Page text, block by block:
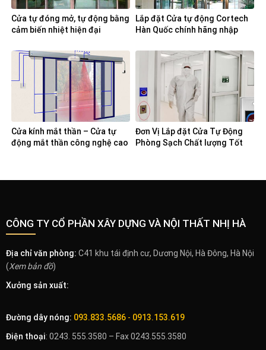
Cửa tự đóng mở, tự động bằng
cảm biến nhiệt hiện đại
Lắp đặt Cửa tự động Cortech
Hàn Quốc chính hãng nhập
Cửa kính mắt thần – Cửa tự
động mắt thần công nghệ cao
Đơn Vị Lắp đặt Cửa Tự Động
Phòng Sạch Chất lượng Tốt
CÔNG TY CỔ PHẦN XÂY DỰNG VÀ NỘI THẤT NHỊ HÀ
Địa chỉ văn phòng: C41 khu tái định cư, Dương Nội, Hà Đông, Hà Nội
(Xem bản đồ)
Xưởng sản xuất:
Đường dây nóng: 093.833.5686- 0913.153.619
Điện thoại: 0243. 555.3580 – Fax 0243.555.3580